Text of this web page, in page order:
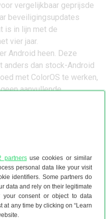
partnersuse cookies or similar
personal data like your visit
identifiers. Some partners do
data and rely on their legitimate
your consent or object to data
any time by clicking on “Learn
vergelijkbaar geprijsde
beveiligingsupdates
is in lijn met de
vier jaar.
Android heen. Deze
dan stock-Android
met ColorOS te werken,
aanvullende
de slag geweest met dit
je dan ook in deOppo
er erg fraai uit door de
Reno 6 is onze